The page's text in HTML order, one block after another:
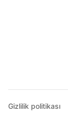
Gizlilik politikası